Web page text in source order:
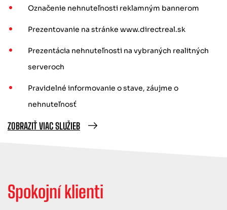
Označenie nehnuteľnosti reklamným bannerom
Prezentovanie na stránke www.directreal.sk
Prezentácia nehnuteľnosti na vybraných realitných
serveroch
Pravidelné informovanie o stave, záujme o
nehnuteľnosť
ZOBRAZIŤ VIAC SLUŽIEB
Spokojní klienti